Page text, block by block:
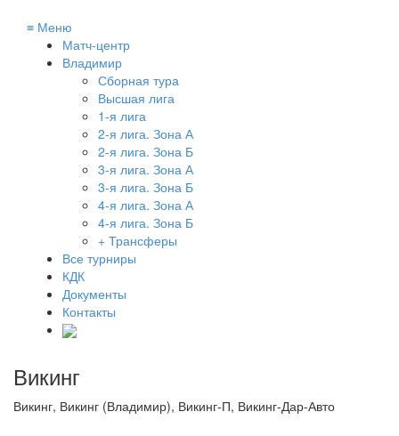
≡ Меню
Матч-центр
Владимир
Сборная тура
Высшая лига
1-я лига
2-я лига. Зона А
2-я лига. Зона Б
3-я лига. Зона А
3-я лига. Зона Б
4-я лига. Зона А
4-я лига. Зона Б
+ Трансферы
Все турниры
КДК
Документы
Контакты
Викинг
Викинг, Викинг (Владимир), Викинг-П, Викинг-Дар-Авто